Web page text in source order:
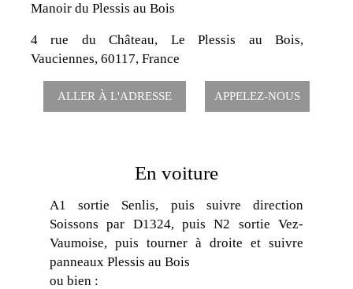
Manoir du Plessis au Bois
4 rue du Château, Le Plessis au Bois,
Vauciennes, 60117, France
ALLER À L'ADRESSE APPELEZ-NOUS
En voiture
A1 sortie Senlis, puis suivre direction
Soissons par D1324, puis N2 sortie Vez-
Vaumoise, puis tourner à droite et suivre
panneaux Plessis au Bois
ou bien :